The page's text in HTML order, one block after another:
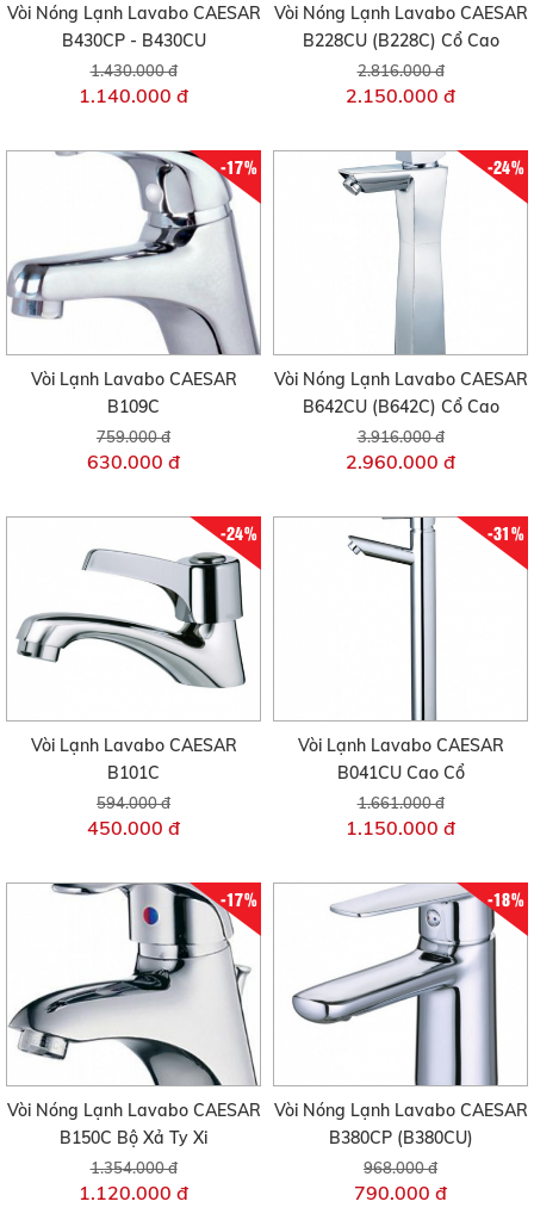
Vòi Nóng Lạnh Lavabo CAESAR
B430CP - B430CU
1.430.000 đ
1.140.000 đ
Vòi Nóng Lạnh Lavabo CAESAR
B228CU (B228C) Cổ Cao
2.816.000 đ
2.150.000 đ
-17%
Vòi Lạnh Lavabo CAESAR
B109C
759.000 đ
630.000 đ
-24%
Vòi Nóng Lạnh Lavabo CAESAR
B642CU (B642C) Cổ Cao
3.916.000 đ
2.960.000 đ
-24%
Vòi Lạnh Lavabo CAESAR
B101C
594.000 đ
450.000 đ
-31%
Vòi Lạnh Lavabo CAESAR
B041CU Cao Cổ
1.661.000 đ
1.150.000 đ
-17%
Vòi Nóng Lạnh Lavabo CAESAR
B150C Bộ Xả Ty Xi
1.354.000 đ
1.120.000 đ
-18%
Vòi Nóng Lạnh Lavabo CAESAR
B380CP (B380CU)
968.000 đ
790.000 đ